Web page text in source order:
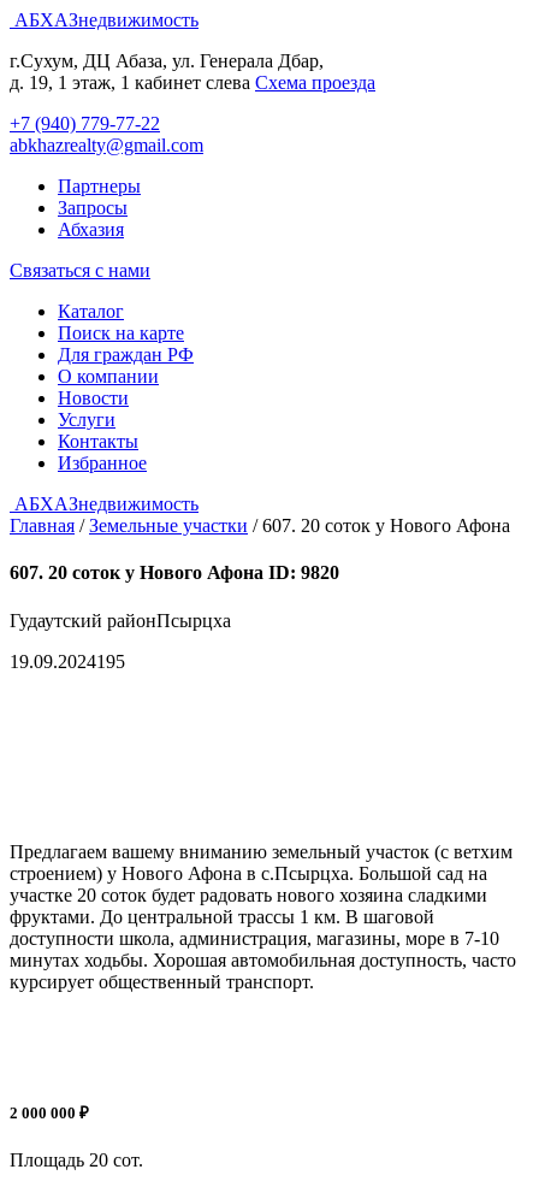
АБХАЗнедвижимость
г.Сухум, ДЦ Абаза, ул. Генерала Дбар,
д. 19, 1 этаж, 1 кабинет слева Cхема проезда
+7 (940) 779-77-22
abkhazrealty@gmail.com
Партнеры
Запросы
Абхазия
Связаться с нами
Каталог
Поиск на карте
Для граждан РФ
О компании
Новости
Услуги
Контакты
Избранное
АБХАЗнедвижимость
Главная /Земельные участки /607. 20 соток у Нового Афона
607. 20 соток у Нового Афона ID: 9820
Гудаутский районПсырцха
19.09.2024195
Предлагаем вашему вниманию земельный участок (с ветхим
строением) у Нового Афона в с.Псырцха. Большой сад на
участке 20 соток будет радовать нового хозяина сладкими
фруктами. До центральной трассы 1 км. В шаговой
доступности школа, администрация, магазины, море в 7-10
минутах ходьбы. Хорошая автомобильная доступность, часто
курсирует общественный транспорт.
2 000 000 ₽
Площадь 20 сот.